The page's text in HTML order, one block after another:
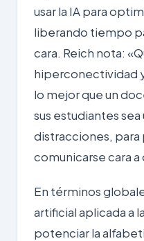
usar la IA para
liberando tiempo
cara. Reich nota:
hiperconectividad
lo mejor que un
sus estudiantes
distracciones, para
comunicarse cara a
En términos
artificial aplicada a
potenciar la